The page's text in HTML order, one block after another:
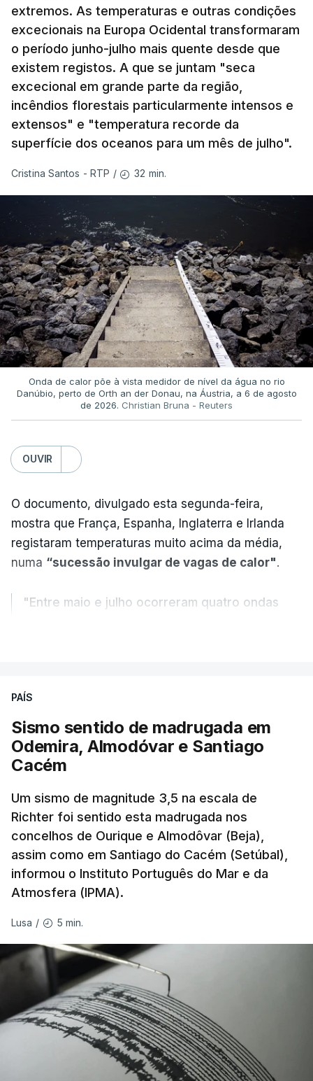
extremos. As temperaturas e outras condições
excecionais na Europa Ocidental transformaram
o período junho-julho mais quente desde que
existem registos. A que se juntam "seca
excecional em grande parte da região,
incêndios florestais particularmente intensos e
extensos" e "temperatura recorde da
superfície dos oceanos para um mês de julho".
Cristina Santos - RTP / 32 min.
Onda de calor põe à vista medidor de nível da água no rio
Danúbio, perto de Orth an der Donau, na Áustria, a 6 de agosto
de 2026. Christian Bruna - Reuters
OUVIR
O documento, divulgado esta segunda-feira,
mostra que França, Espanha, Inglaterra e Irlanda
registaram temperaturas muito acima da média,
numa “sucessão invulgar de vagas de calor".
"Entre maio e julho ocorreram quatro ondas
temperaturas recorde, também a
ajudou
Pelo contrário, a precipitação manteve-semuito
perderam grande parte da humidade.
Houve também uma “diminuição significativa de
caudais de rios, incluindo rios como o Sena, o
Reno e o Danúbio” que teveimpacto no
abastecimento de água
de energia em vários países.
De acordo com o Serviço de Mudanças Climáticas
Copernicus
, implementado pelo Centro Europeu de
Previsões Meteorológicas de Médio Prazo,
também registou a maior temperatura da
superfície do marde sempre, neste mês, nos
oceanos extrapolares.
PAÍS
Sismo sentido de madrugada em
Odemira, Almodóvar e Santiago
Cacém
Um sismo de magnitude 3,5 na escala de
Richter foi sentido esta madrugada nos
concelhos de Ourique e Almodôvar (Beja),
assim como em Santiago do Cacém (Setúbal),
informou o Instituto Português do Mar e da
Atmosfera (IPMA).
Lusa / 5 min.